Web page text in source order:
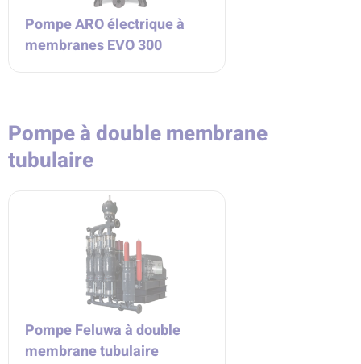
Pompe ARO électrique à
membranes EVO 300
Pompe à double membrane
tubulaire
Pompe Feluwa à double
membrane tubulaire